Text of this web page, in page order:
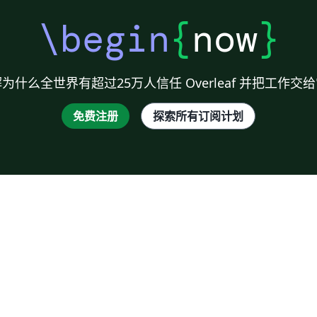
\begin{now}
什么全世界有超过25万人信任 Overleaf 并把工作交
免费注册 探索所有订阅计划